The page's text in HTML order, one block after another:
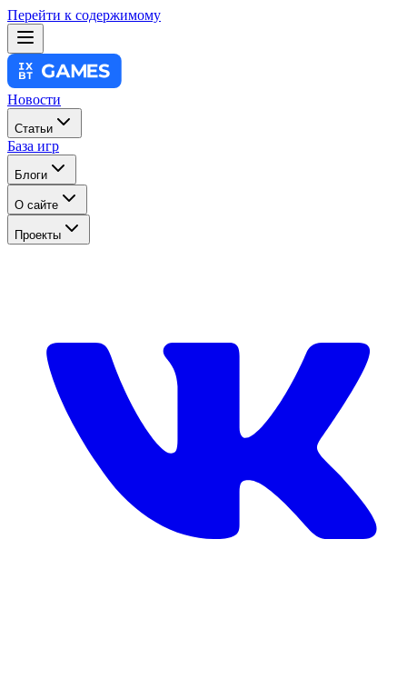
Перейти к содержимому
Новости
Статьи
База игр
Блоги
О сайте
Проекты